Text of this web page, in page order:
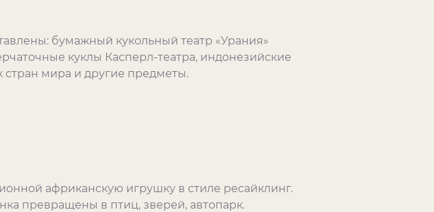
бумажный кукольный театр «Урания»
куклы Касперл-театра, индонезийские
стран мира и другие предметы.
африканскую игрушку в стиле ресайклинг.
превращены в птиц, зверей, автопарк.